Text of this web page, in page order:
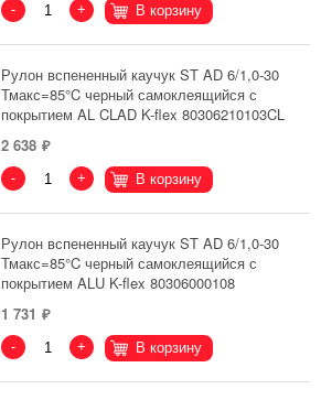
- + В корзину
Рулон вспененный каучук ST AD 6/1,0-30
Тмакс=85°C черный самоклеящийся с
покрытием AL CLAD K-flex 80306210103CL
2 638
- + В корзину
Рулон вспененный каучук ST AD 6/1,0-30
Тмакс=85°C черный самоклеящийся с
покрытием ALU K-flex 80306000108
1 731
- + В корзину